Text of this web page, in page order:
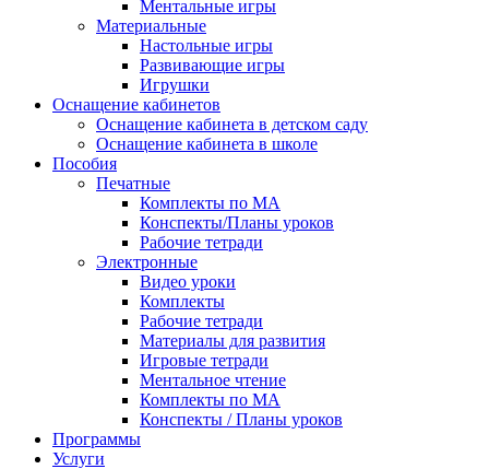
Ментальные игры
Материальные
Настольные игры
Развивающие игры
Игрушки
Оснащение кабинетов
Оснащение кабинета в детском саду
Оснащение кабинета в школе
Пособия
Печатные
Комплекты по МА
Конспекты/Планы уроков
Рабочие тетради
Электронные
Видео уроки
Комплекты
Рабочие тетради
Материалы для развития
Игровые тетради
Ментальное чтение
Комплекты по МА
Конспекты / Планы уроков
Программы
Услуги